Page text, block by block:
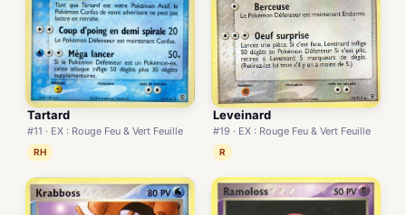
Tartard
#11 · EX : Rouge Feu & Vert Feuille
RH
Leveinard
#19 · EX : Rouge Feu & Vert Feuille
R